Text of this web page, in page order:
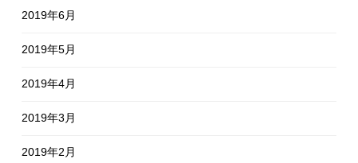
2019年6月
2019年5月
2019年4月
2019年3月
2019年2月